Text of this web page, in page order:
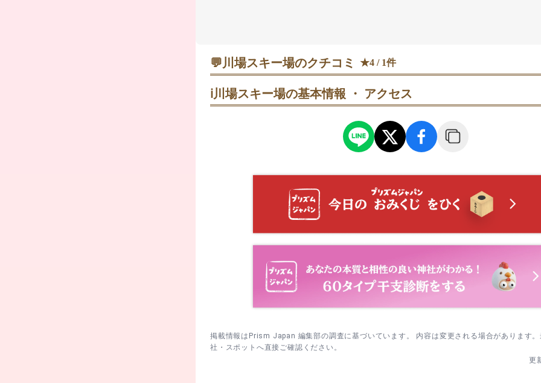
💬川場スキー場のクチコミ ★4 / 1件
ℹ️川場スキー場の基本情報 ・ アクセス
掲載情報はPrism Japan 編集部の調査に基づいています。 内容は変更される場合があります
社・スポットへ直接ご確認ください。
更